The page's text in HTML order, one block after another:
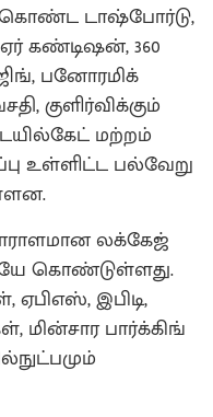
கொண்ட டாஷ்போர்டு,
கண்டிஷன், 360
பனோரமிக்
குளிர்விக்கும்
மற்றம்
உள்ளிட்ட பல்வேறு
லக்கேஜ்
கொண்டுள்ளது.
ஏபிஎஸ், இபிடி,
பார்க்கிங்